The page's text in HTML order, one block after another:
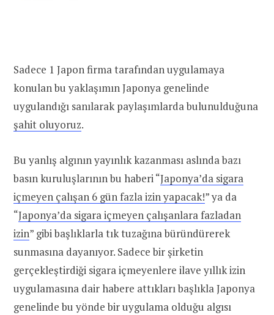
Sadece 1 Japon firma tarafından uygulamaya
konulan bu yaklaşımın Japonya genelinde
uygulandığı sanılarak paylaşımlarda bulunulduğuna
şahit oluyoruz.
Bu yanlış algının yayınlık kazanması aslında bazı
basın kuruluşlarının bu haberi “Japonya’da sigara
içmeyen çalışan 6 gün fazla izin yapacak!” ya da
“Japonya’da sigara içmeyen çalışanlara fazladan
izin” gibi başlıklarla tık tuzağına büründürerek
sunmasına dayanıyor. Sadece bir şirketin
gerçekleştirdiği sigara içmeyenlere ilave yıllık izin
uygulamasına dair habere attıkları başlıkla Japonya
genelinde bu yönde bir uygulama olduğu algısı